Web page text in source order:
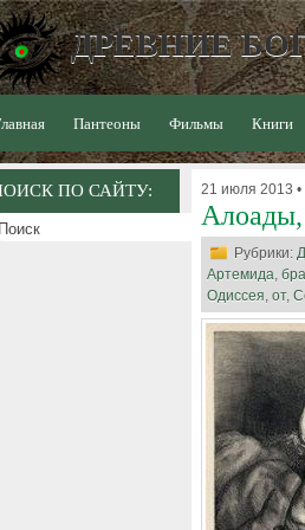
ДРЕВНИЕ
Пантеоны Фильмы Книги
ПО САЙТУ: 21 июля 2013
Алоады,
Рубрики:
Артемида,
Одиссея, от,